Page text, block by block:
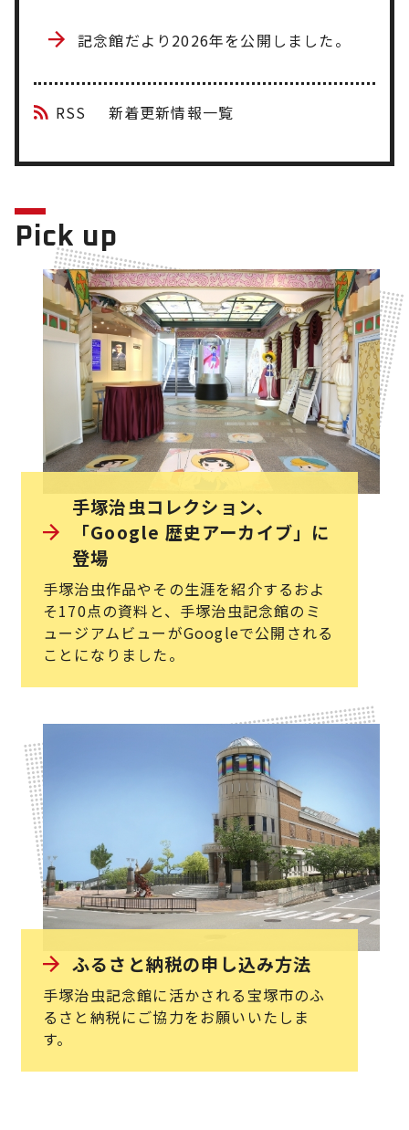
記念館だより2026年を公開しました。
RSS 新着更新情報一覧
Pick up
手塚治虫コレクション、
「Google 歴史アーカイブ」に
登場
手塚治虫作品やその生涯を紹介するおよ
そ170点の資料と、手塚治虫記念館のミ
ュージアムビューがGoogleで公開される
ことになりました。
ふるさと納税の申し込み方法
手塚治虫記念館に活かされる宝塚市のふ
るさと納税にご協力をお願いいたしま
す。